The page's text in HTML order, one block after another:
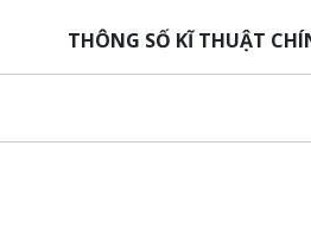
THÔNG SỐ KĨ THUẬT